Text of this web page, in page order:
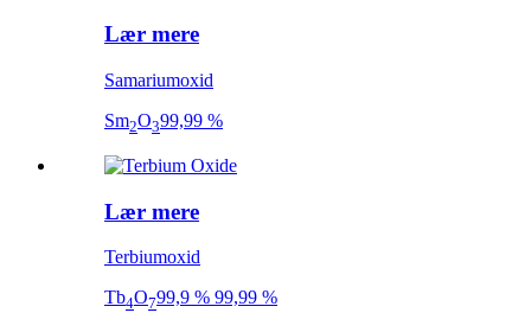
Lær mere
Samariumoxid
Sm2O399,99 %
Lær mere
Terbiumoxid
Tb4O799,9 % 99,99 %